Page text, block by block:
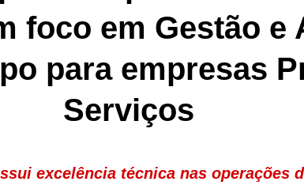
foco em Gestão e
para empresas
Serviços
excelência técnica nas operações